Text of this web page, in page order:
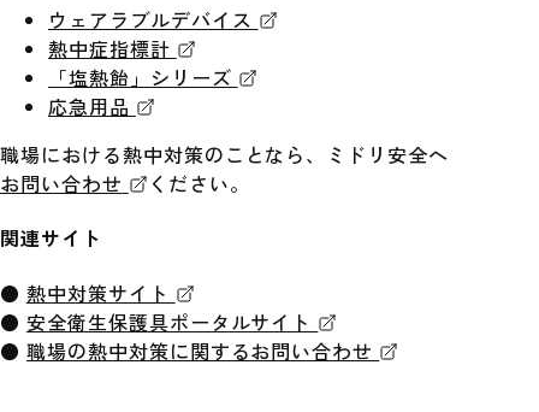
ウェアラブルデバイス
熱中症指標計
「塩熱飴」シリーズ
応急用品
職場における熱中対策のことなら、ミドリ安全へ
お問い合わせ
ください。
関連サイト
● 熱中対策サイト
● 安全衛生保護具ポータルサイト
● 職場の熱中対策に関するお問い合わせ